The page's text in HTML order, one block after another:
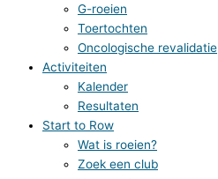
G-roeien
Toertochten
Oncologische revalidatie
Activiteiten
Kalender
Resultaten
Start to Row
Wat is roeien?
Zoek een club